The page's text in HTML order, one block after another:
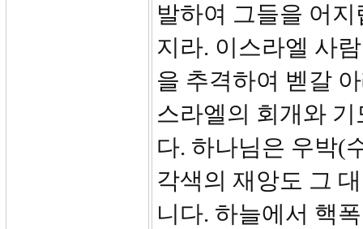
발하여 그들을 어
지라. 이스라엘 사
을 추격하여 벧갈
스라엘의 회개와
다. 하나님은 우박(
각색의 재앙도 그
니다. 하늘에서 핵